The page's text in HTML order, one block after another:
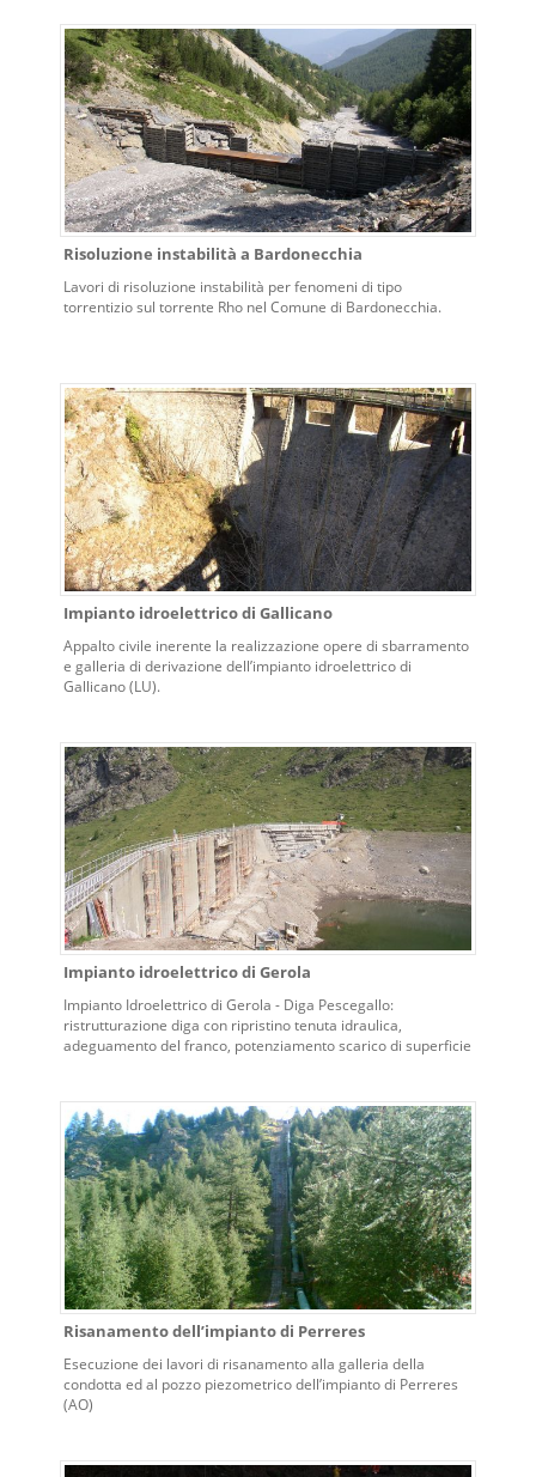
Risoluzione instabilità a Bardonecchia
Lavori di risoluzione instabilità per fenomeni di tipo
torrentizio sul torrente Rho nel Comune di Bardonecchia.
Impianto idroelettrico di Gallicano
Appalto civile inerente la realizzazione opere di sbarramento
e galleria di derivazione dell’impianto idroelettrico di
Gallicano (LU).
Impianto idroelettrico di Gerola
Impianto Idroelettrico di Gerola - Diga Pescegallo:
ristrutturazione diga con ripristino tenuta idraulica,
adeguamento del franco, potenziamento scarico di superficie
Risanamento dell’impianto di Perreres
Esecuzione dei lavori di risanamento alla galleria della
condotta ed al pozzo piezometrico dell’impianto di Perreres
(AO)